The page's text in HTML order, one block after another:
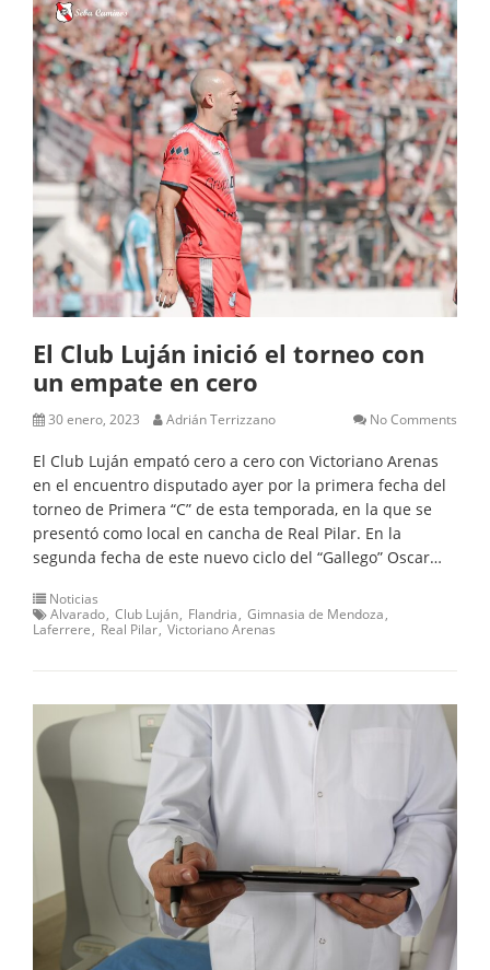
El Club Luján inició el torneo con
un empate en cero
30 enero, 2023 Adrián Terrizzano No Comments
El Club Luján empató cero a cero con Victoriano Arenas
en el encuentro disputado ayer por la primera fecha del
torneo de Primera “C” de esta temporada, en la que se
presentó como local en cancha de Real Pilar. En la
segunda fecha de este nuevo ciclo del “Gallego” Oscar…
Noticias
Alvarado Club Luján Flandria Gimnasia de Mendoza
Laferrere
Real Pilar Victoriano Arenas